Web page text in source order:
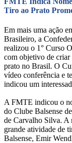
Tiro ao Prato
Em mais uma ação
Brasileiro, a
realizou o 1° Curso
com objetivo de
prato no Brasil. O
vídeo conferência e
indicou um
A FMTE indicou o
do Clube Balsense
de Carvalho Silva. A
grande atividade de
Balsense, Emir